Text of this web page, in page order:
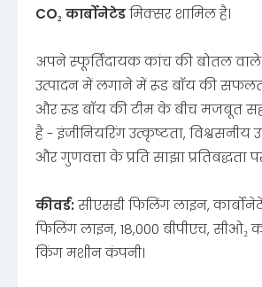
CO₂ कार्बोनेटेडमिक्सर शामिल है।
अपने स्फूर्तिदायक कांच की बोतल वाले
उत्पादन में लगाने में रूड बॉय की
और रूड बॉय की टीम के बीच मजबूत
है - इंजीनियरिंग उत्कृष्टता, विश्वसनीय
और गुणवत्ता के प्रति साझा प्रतिबद्धता
कीवर्ड:सीएसडी फिलिंग लाइन,
फिलिंग लाइन, 18,000 बीपीएच, सीओ₂
किंग मशीन कंपनी।